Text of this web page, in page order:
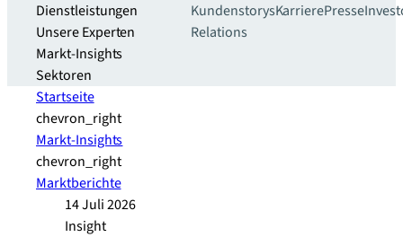
Dienstleistungen
Unsere Experten
Markt-Insights
Sektoren​
KundenstorysKarrierePresse
Relations
Startseite
chevron_right
Markt-Insights
chevron_right
Marktberichte
14 Juli 2026
Insight